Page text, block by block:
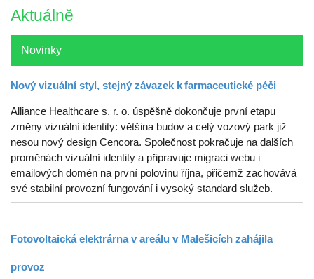
Aktuálně
Novinky
Nový vizuální styl, stejný závazek k farmaceutické péči
Alliance Healthcare s. r. o. úspěšně dokončuje první etapu
změny vizuální identity: většina budov a celý vozový park již
nesou nový design Cencora. Společnost pokračuje na dalších
proměnách vizuální identity a připravuje migraci webu i
emailových domén na první polovinu října, přičemž zachovává
své stabilní provozní fungování i vysoký standard služeb.
Fotovoltaická elektrárna v areálu v Malešicích zahájila
provoz